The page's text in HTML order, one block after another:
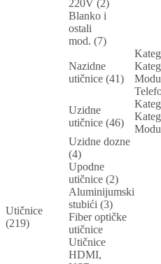
220V (2)
Blanko i
ostali
mod. (7)
Utičnice
(219)
Nazidne
utičnice (41)
Uzidne
utičnice (46)
Uzidne dozne
(4)
Upodne
utičnice (2)
Aluminijumski
stubići (3)
Fiber optičke
utičnice
Utičnice
HDMI,